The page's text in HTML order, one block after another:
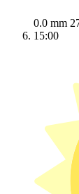
0.0 mm
15:00